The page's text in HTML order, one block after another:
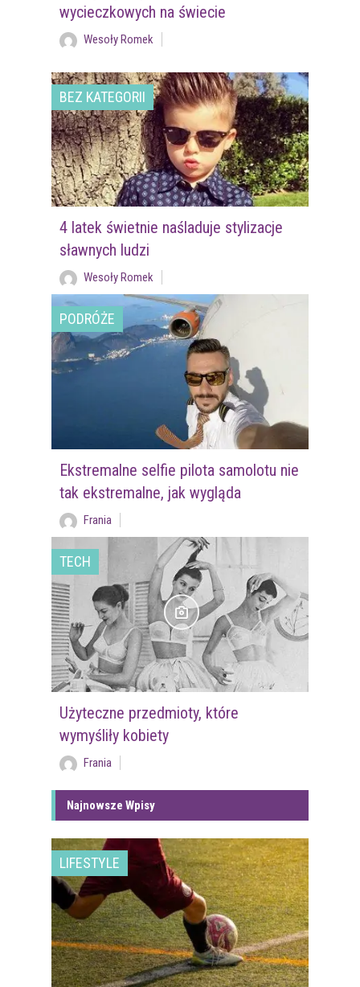
wycieczkowych na świecie
Wesoły Romek
BEZ KATEGORII
4 latek świetnie naśladuje stylizacje
sławnych ludzi
Wesoły Romek
PODRÓŻE
Ekstremalne selfie pilota samolotu nie
tak ekstremalne, jak wygląda
Frania
TECH
Użyteczne przedmioty, które
wymyśliły kobiety
Frania
Najnowsze Wpisy
LIFESTYLE